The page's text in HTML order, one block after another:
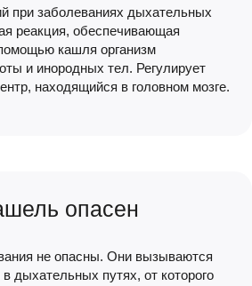
при заболеваниях дыхательных
реакция, обеспечивающая
кашля организм
и инородных тел. Регулирует
находящийся в головном мозге.
опасен
не опасны. Они вызываются
дыхательных путях, от которого